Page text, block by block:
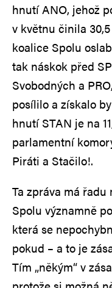
hnutí ANO, jehož
v květnu činila
koalice Spolu
tak náskok před
Svobodných a
posílilo a získalo
hnutí STAN je na
parlamentní
Piráti a Stačilo!.
Ta zpráva má
Spolu významně
která se
pokud – a to je
Tím „někým“ v